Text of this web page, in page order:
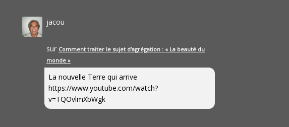
jacou
sur Comment traiter le sujet d’agrégation : « La beauté du
monde »
La nouvelle Terre qui arrive
https://www.youtube.com/watch?
v=TQOvlmXbWgk